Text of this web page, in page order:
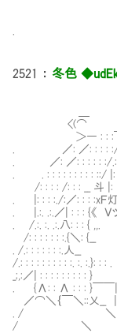
2521 ： 冬色
<(⌒ r‐<~
＞― : : :￣￣
. ／: ／: : : : :/: : :
. ／: ／: : : : : :/.:.|:
. . : : : : : : : : : ::/ |:
/: : : : /: : : __ 斗 |: |:
. |: : : :./:／: : : :xＦ
. |.:. .:.／| : : : {《
. /.:. :. .:.八: : :
/: : : : : : :.{＼:
. /.: : : : : : :.人__
/.: : : : : : : : : :. :.
_;,:／| : : : : : : : : :
. {Λ: : Λ : : : }￣￣
／⌒＼｛￣＼::乂
. / ＼| 〈〈
/ ＼ 〈∨